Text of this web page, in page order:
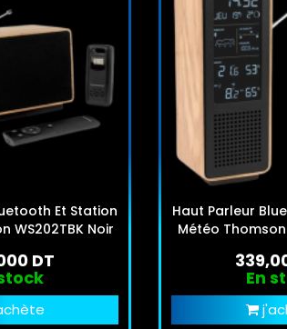
Et Station
WS202TBK Noir
DT
Haut Parleur
Météo Thomson
En